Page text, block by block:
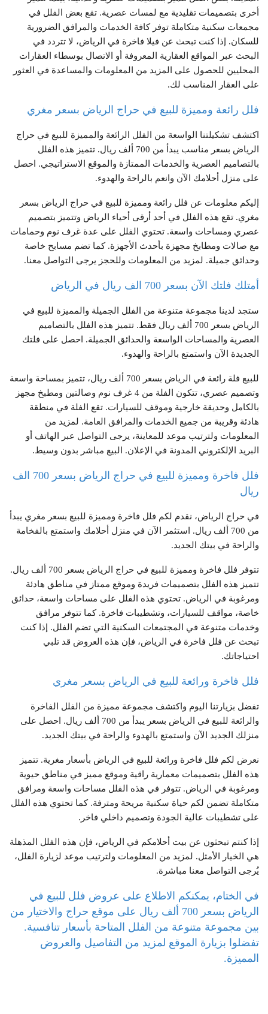
أخرى بتصميمات تقليدية مع لمسات عصرية. تقع بعض الفلل في
مجمعات سكنية متكاملة توفر كافة الخدمات والمرافق الضرورية
للسكان. إذا كنت تبحث عن فيلا فاخرة في الرياض، لا تتردد في
البحث عبر المواقع العقارية المعروفة أو الاتصال بوسطاء العقارات
المحليين للحصول على المزيد من المعلومات والمساعدة في العثور
على العقار المناسب لك.
فلل رائعة ومميزة للبيع في حراج الرياض بسعر مغري
اكتشف تشكيلتنا الواسعة من الفلل الرائعة والمميزة للبيع في حراج
الرياض بسعر مناسب يبدأ من 700 ألف ريال. تتميز هذه الفلل
بالتصاميم العصرية والخدمات الممتازة والموقع الاستراتيجي. احصل
على منزل أحلامك الآن وانعم بالراحة والهدوء.
إليكم معلومات عن فلل رائعة ومميزة للبيع في حراج الرياض بسعر
مغري. تقع هذه الفلل في أحد أرقى أحياء الرياض وتتميز بتصميم
عصري ومساحات واسعة. تحتوي الفلل على عدة غرف نوم وحمامات
مع صالات ومطابخ مجهزة بأحدث الأجهزة. كما تضم مسابح خاصة
وحدائق جميلة. لمزيد من المعلومات وللحجز يرجى التواصل معنا.
أمتلك فلتك الآن بسعر 700 الف ريال في الرياض
ستجد لدينا مجموعة متنوعة من الفلل الجميلة والمميزة للبيع في
الرياض بسعر 700 ألف ريال فقط. تتميز هذه الفلل بالتصاميم
العصرية والمساحات الواسعة والحدائق الجميلة. احصل على فلتك
الجديدة الآن واستمتع بالراحة والهدوء.
للبيع فلة رائعة في الرياض بسعر 700 ألف ريال، تتميز بمساحة واسعة
وتصميم عصري، تتكون الفلة من 4 غرف نوم وصالتين ومطبخ مجهز
بالكامل وحديقة خارجية وموقف للسيارات. تقع الفلة في منطقة
هادئة وقريبة من جميع الخدمات والمرافق العامة. لمزيد من
المعلومات ولترتيب موعد للمعاينة، يرجى التواصل عبر الهاتف أو
البريد الإلكتروني المدونة في الإعلان. البيع مباشر بدون وسيط.
فلل فاخرة ومميزة للبيع في حراج الرياض بسعر 700 الف
ريال
في حراج الرياض، نقدم لكم فلل فاخرة ومميزة للبيع بسعر مغري يبدأ
من 700 ألف ريال. استثمر الآن في منزل أحلامك واستمتع بالفخامة
والراحة في بيتك الجديد.
تتوفر فلل فاخرة ومميزة للبيع في حراج الرياض بسعر 700 ألف ريال.
تتميز هذه الفلل بتصميمات فريدة وموقع ممتاز في مناطق هادئة
ومرغوبة في الرياض. تحتوي هذه الفلل على مساحات واسعة، حدائق
خاصة، مواقف للسيارات، وتشطيبات فاخرة. كما تتوفر مرافق
وخدمات متنوعة في المجتمعات السكنية التي تضم الفلل. إذا كنت
تبحث عن فلل فاخرة في الرياض، فإن هذه العروض قد تلبي
احتياجاتك.
فلل فاخرة ورائعة للبيع في الرياض بسعر مغري
تفضل بزيارتنا اليوم واكتشف مجموعة مميزة من الفلل الفاخرة
والرائعة للبيع في الرياض بسعر يبدأ من 700 ألف ريال. احصل على
منزلك الجديد الآن واستمتع بالهدوء والراحة في بيتك الجديد.
نعرض لكم فلل فاخرة ورائعة للبيع في الرياض بأسعار مغرية. تتميز
هذه الفلل بتصميمات معمارية راقية وموقع مميز في مناطق حيوية
ومرغوبة في الرياض. تتوفر في هذه الفلل مساحات واسعة ومرافق
متكاملة تضمن لكم حياة سكنية مريحة ومترفة. كما تحتوي هذه الفلل
على تشطيبات عالية الجودة وتصميم داخلي فاخر.
إذا كنتم تبحثون عن بيت أحلامكم في الرياض، فإن هذه الفلل المذهلة
هي الخيار الأمثل. لمزيد من المعلومات ولترتيب موعد لزيارة الفلل،
يُرجى التواصل معنا مباشرة.
في الختام، يمكنكم الاطلاع على عروض فلل للبيع في
الرياض بسعر 700 ألف ريال على موقع حراج والاختيار من
بين مجموعة متنوعة من الفلل المتاحة بأسعار تنافسية.
تفضلوا بزيارة الموقع لمزيد من التفاصيل والعروض
المميزة.